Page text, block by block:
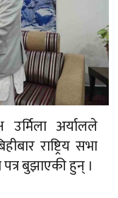
उर्मिला अर्यालले
राष्ट्रिय सभा
बुझाएकी हुन् ।